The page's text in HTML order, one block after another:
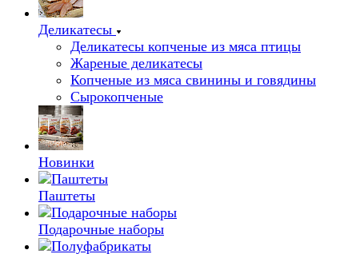
Деликатесы
Деликатесы копченые из мяса птицы
Жареные деликатесы
Копченые из мяса свинины и говядины
Сырокопченые
Новинки
Паштеты
Подарочные наборы